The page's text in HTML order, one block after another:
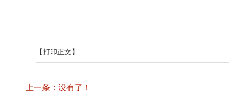
【打印正文】
上一条：没有了！